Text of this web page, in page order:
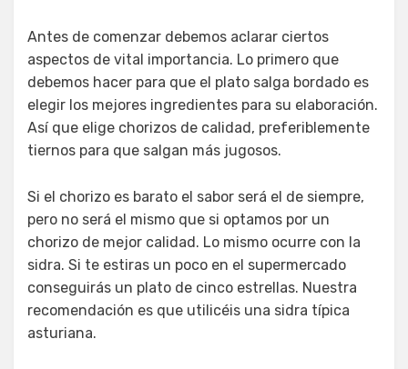
Antes de comenzar debemos aclarar ciertos
aspectos de vital importancia. Lo primero que
debemos hacer para que el plato salga bordado es
elegir los mejores ingredientes para su elaboración.
Así que elige chorizos de calidad, preferiblemente
tiernos para que salgan más jugosos.
Si el chorizo es barato el sabor será el de siempre,
pero no será el mismo que si optamos por un
chorizo de mejor calidad. Lo mismo ocurre con la
sidra. Si te estiras un poco en el supermercado
conseguirás un plato de cinco estrellas. Nuestra
recomendación es que utilicéis una sidra típica
asturiana.